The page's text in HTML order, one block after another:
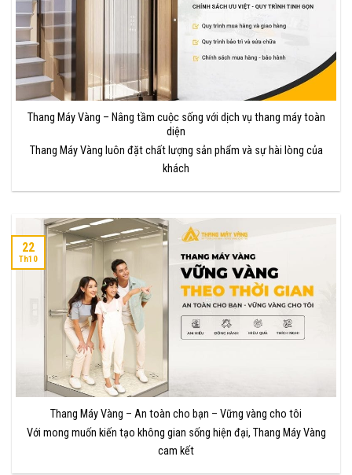
Thang Máy Vàng – Nâng tầm cuộc sống với dịch vụ thang máy toàn
diện
Thang Máy Vàng luôn đặt chất lượng sản phẩm và sự hài lòng của
khách
Thang Máy Vàng – An toàn cho bạn – Vững vàng cho tôi
Với mong muốn kiến tạo không gian sống hiện đại, Thang Máy Vàng
cam kết
22
Th10